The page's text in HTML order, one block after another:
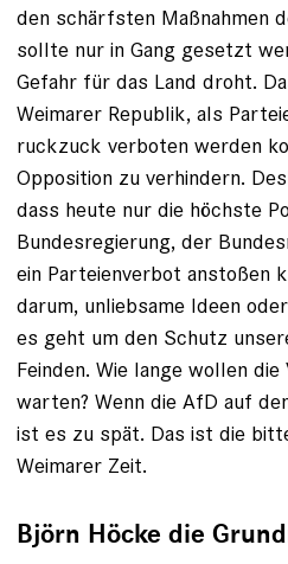
den schärfsten Maßnahmen
sollte nur in Gang gesetzt
Gefahr für das Land droht.
Weimarer Republik, als
ruckzuck verboten werden
Opposition zu verhindern.
dass heute nur die höchste
Bundesregierung, der
ein Parteienverbot anstoßen
darum, unliebsame Ideen
es geht um den Schutz
Feinden. Wie lange wollen
warten? Wenn die AfD auf
ist es zu spät. Das ist die
Weimarer Zeit.
Björn Höcke die